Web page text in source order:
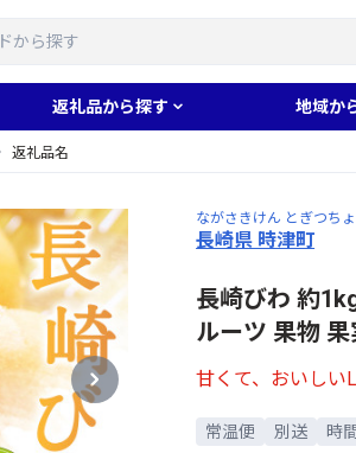
返礼品から探す 地域か
返礼品名
ながさきけん とぎつち
長崎県 時津町
長崎びわ 約
ルーツ 果物
甘くて、おいしい
常温便 別送 時